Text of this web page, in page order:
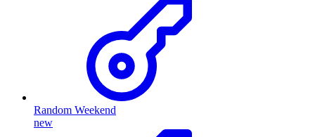
Random Weekend
new